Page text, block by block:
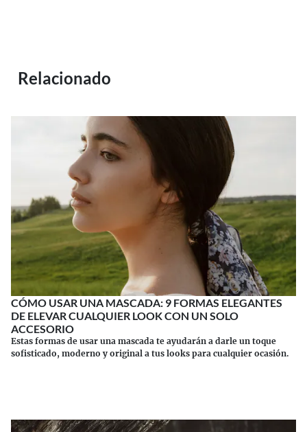
Relacionado
CÓMO USAR UNA MASCADA: 9 FORMAS ELEGANTES
DE ELEVAR CUALQUIER LOOK CON UN SOLO
ACCESORIO
Estas formas de usar una mascada te ayudarán a darle un toque
sofisticado, moderno y original a tus looks para cualquier ocasión.